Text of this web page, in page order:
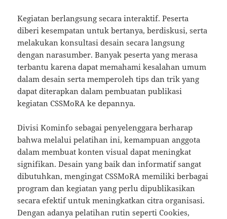
Kegiatan berlangsung secara interaktif. Peserta
diberi kesempatan untuk bertanya, berdiskusi, serta
melakukan konsultasi desain secara langsung
dengan narasumber. Banyak peserta yang merasa
terbantu karena dapat memahami kesalahan umum
dalam desain serta memperoleh tips dan trik yang
dapat diterapkan dalam pembuatan publikasi
kegiatan CSSMoRA ke depannya.
Divisi Kominfo sebagai penyelenggara berharap
bahwa melalui pelatihan ini, kemampuan anggota
dalam membuat konten visual dapat meningkat
signifikan. Desain yang baik dan informatif sangat
dibutuhkan, mengingat CSSMoRA memiliki berbagai
program dan kegiatan yang perlu dipublikasikan
secara efektif untuk meningkatkan citra organisasi.
Dengan adanya pelatihan rutin seperti Cookies,